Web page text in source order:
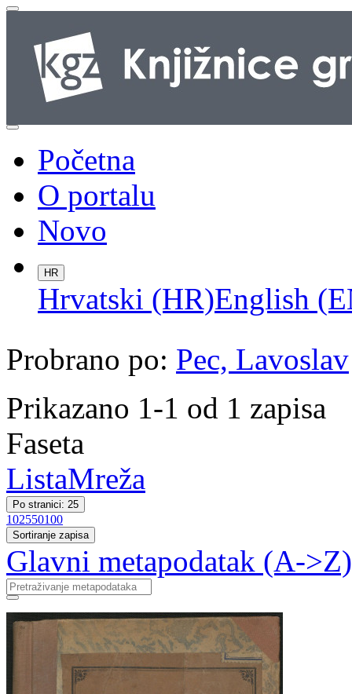
Početna
O portalu
Novo
HR
Hrvatski (HR)English
Probrano po: Pec, Lavoslav
Prikazano 1-1 od 1 zapisa
Faseta
ListaMreža
Po stranici: 25
102550100
Sortiranje zapisa
Glavni metapodatak (A->Z)